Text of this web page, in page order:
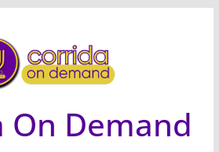
On Demand